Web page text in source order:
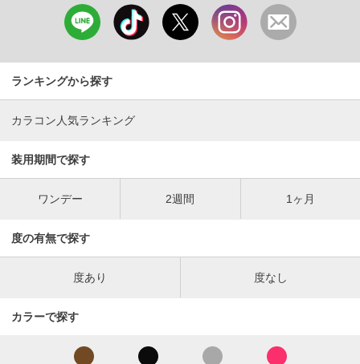
ランキングから探す
カラコン人気ランキング
装用期間で探す
ワンデー 2週間 1ヶ月
度の有無で探す
度あり 度なし
カラーで探す